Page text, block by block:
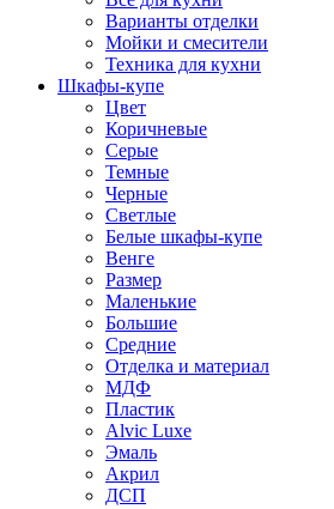
Варианты отделки
Мойки и смесители
Техника для кухни
Шкафы-купе
Цвет
Коричневые
Серые
Темные
Черные
Светлые
Белые шкафы-купе
Венге
Размер
Маленькие
Большие
Средние
Отделка и материал
МДФ
Пластик
Alvic Luxe
Эмаль
Акрил
ДСП